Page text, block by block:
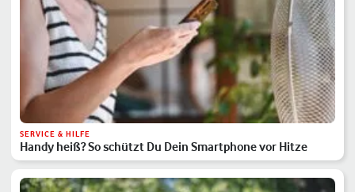
SERVICE & HILFE
Handy heiß? So schützt Du Dein Smartphone vor Hitze